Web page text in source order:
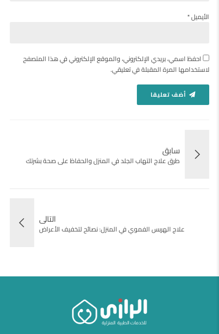
الأيميل *
احفظ اسمي، بريدي الإلكتروني، والموقع الإلكتروني في هذا المتصفح
لاستخدامها المرة المقبلة في تعليقي.
أضف تعليقا
سابق
طرق علاج التهاب الجلد في المنزل والحفاظ على صحة بشرتك
التالى
علاج الهربس الفموي في المنزل: نصائح لتخفيف الأعراض